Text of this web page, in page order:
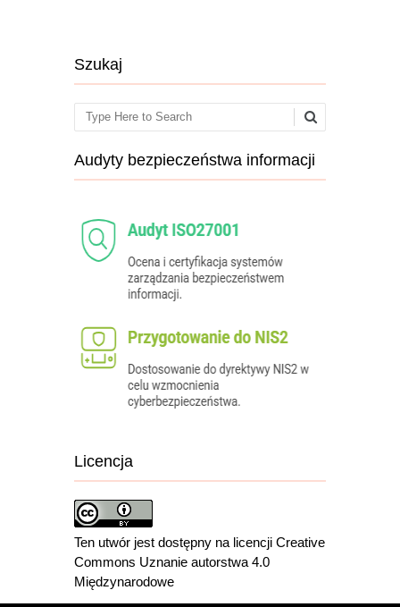
Szukaj
Search
Audyty bezpieczeństwa informacji
Licencja
Ten utwór jest dostępny na licencji Creative
Commons Uznanie autorstwa 4.0
Międzynarodowe